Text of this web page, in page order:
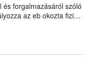
forgalmazásáról szóló
az eb okozta fizikai
felmerülő
eb tartását és annak
jártas szakértőt.